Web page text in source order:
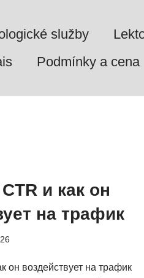
služby
Podmínky a cena
и как он
на трафик
он воздействует на трафик